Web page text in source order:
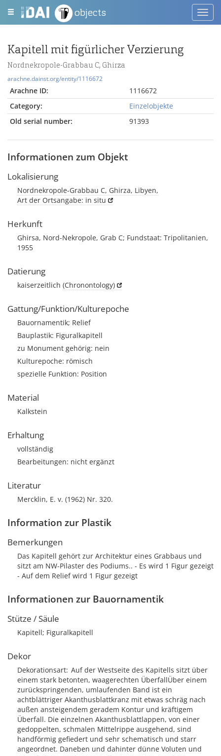
objects
Kapitell mit figürlicher Verzierung
Nordnekropole-Grabbau C, Ghirza
arachne.dainst.org/entity/1116672
Arachne ID:
1116672
Category:
Einzelobjekte
Old serial number:
91393
Informationen zum Objekt
Lokalisierung
Nordnekropole-Grabbau C, Ghirza, Libyen,
Art der Ortsangabe: in situ
Herkunft
Ghirsa, Nord-Nekropole, Grab C; Fundstaat: Tripolitanien,
1955
Datierung
kaiserzeitlich (Chronontology)
Gattung/Funktion/Kulturepoche
Bauornamentik; Relief
Bauplastik: Figuralkapitell
zu Monument gehörig: nein
Kulturepoche: römisch
spezielle Funktion: Position
Material
Kalkstein
Erhaltung
vollständig
Bearbeitungen: nicht ergänzt
Literatur
Mercklin, E. v. (1962) Nr. 320.
Information zur Plastik
Bemerkungen
Das Kapitell gehört zur Architektur eines Grabbaus und
sitzt am NW-Pilaster des Podiums.. - Es wird 1 Figur gezeigt
- Auf dem Relief wird 1 Figur gezeigt
Informationen zur Bauornamentik
Stütze / Säule
Kapitell; Figuralkapitell
Dekor
Dekorationsart Auf der Westseite des Kapitells sitzt über
einem stark betonten, waagerechten ÜberfallÜber einem
zurückspringenden, umlaufenden Band ist ein
achtblättriger Akanthusblattkranz mit etwas schräg nach
außen ansteigendem geradem Kontur und kräftigem
Überfall. Die einzelnen Akanthusblattlappen, von einer
gedoppelten, schmalen Mittelrippe ausgehend, sind
handförmig gefiedert und sehr schematisch und starr
angeordnet. Daneben und dahinter dünne Voluten und